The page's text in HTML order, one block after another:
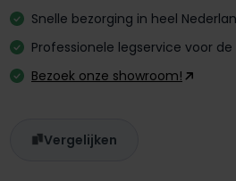
Snelle bezorging in heel
Professionele legservice voor
Bezoek onze showroom!
Vergelijken